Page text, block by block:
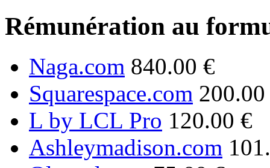
Rémunération au
Naga.com 840.00 €
Squarespace.com
L by LCL Pro 120.00 €
Ashleymadison.com